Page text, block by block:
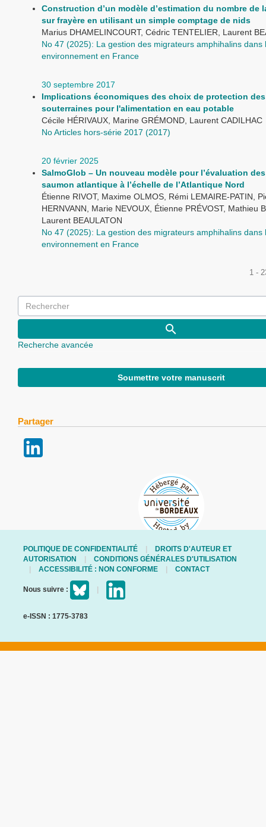
Construction d’un modèle d’estimation du nombre de
sur frayère en utilisant un simple comptage de nids
Marius DHAMELINCOURT, Cédric TENTELIER, Laurent
No 47 (2025): La gestion des migrateurs amphihalins dans
environnement en France
30 septembre 2017
Implications économiques des choix de protection
souterraines pour l'alimentation en eau potable
Cécile HÉRIVAUX, Marine GRÉMOND, Laurent CADILHAC
No Articles hors-série 2017 (2017)
20 février 2025
SalmoGlob – Un nouveau modèle pour l’évaluation
saumon atlantique à l’échelle de l’Atlantique Nord
Étienne RIVOT, Maxime OLMOS, Rémi LEMAIRE-PATIN,
HERNVANN, Marie NEVOUX, Étienne PRÉVOST, Mathieu
Laurent BEAULATON
No 47 (2025): La gestion des migrateurs amphihalins dans
environnement en France
1 -
Recherche avancée
Soumettre votre manuscrit
Partager
POLITIQUE DE CONFIDENTIALITÉ
DROITS D'AUTEUR ET
AUTORISATION
CONDITIONS GÉNÉRALES D'UTILISATION
ACCESSIBILITÉ : NON CONFORME
CONTACT
Nous suivre :
e-ISSN : 1775-3783